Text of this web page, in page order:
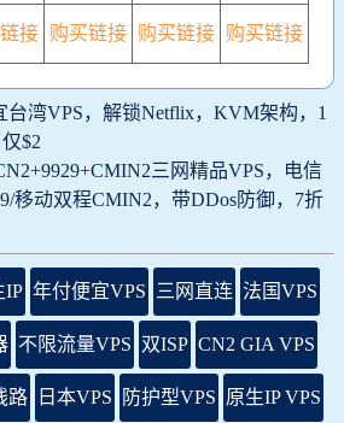
接 购买链接 购买链接 购买链接
台湾VPS，解锁Netflix，KVM架构，1
$2
三网精品VPS，电信
移动双程CMIN2，带DDos防御，7折
IP 年付便宜VPS 三网直连 法国VPS
不限流量VPS 双ISP CN2 GIA VPS
路 日本VPS 防护型VPS 原生IP VPS